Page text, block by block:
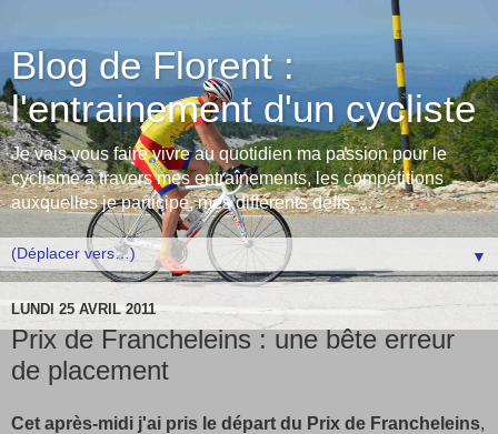
Blog de Florent :
l'entrainement d'un cycliste
Je vais vous faire vivre au quotidien ma passion pour le
cyclisme à travers mes entraînements, les compétitions
auxquelles je participe, mes différents défis, ...
▼
LUNDI 25 AVRIL 2011
Prix de Francheleins : une bête erreur
de placement
Cet après-midi j'ai pris le départ du Prix de Francheleins,